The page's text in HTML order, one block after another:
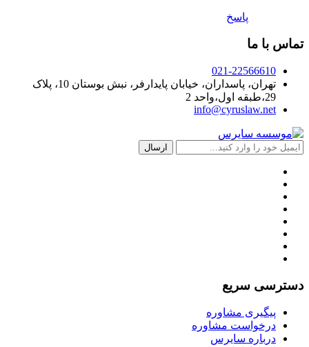
پاسخ
تماس با ما
021-22566610
تهران، پاسداران، خیابان پایدارفر، نبش بوستان 10، پلاک
29،طبقه اول،واحد 2
info@cyruslaw.net
دسترسی سریع
پیگیری مشاوره
درخواست مشاوره
درباره سایرس